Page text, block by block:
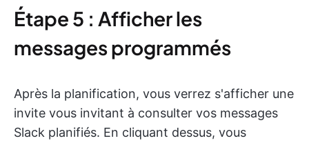
Étape 5 : Afficher les
messages programmés
Après la planification, vous verrez s'afficher une
invite vous invitant à consulter vos messages
Slack planifiés. En cliquant dessus, vous